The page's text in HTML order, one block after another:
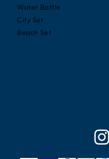
Water Bottle
City Set
Beach Set